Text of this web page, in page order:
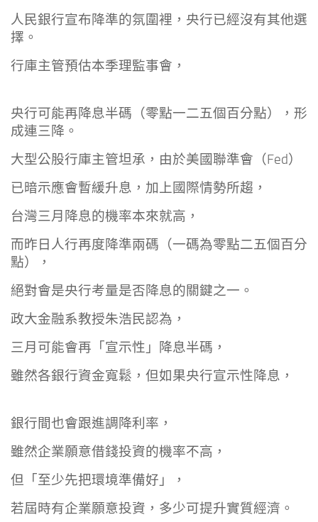
人民銀行宣布降準的氛圍裡，央行已經沒有其他選
擇。
行庫主管預估本季理監事會，
央行可能再降息半碼（零點一二五個百分點），形
成連三降。
大型公股行庫主管坦承，由於美國聯準會（Fed）
已暗示應會暫緩升息，加上國際情勢所趨，
台灣三月降息的機率本來就高，
而昨日人行再度降準兩碼（一碼為零點二五個百分
點），
絕對會是央行考量是否降息的關鍵之一。
政大金融系教授朱浩民認為，
三月可能會再「宣示性」降息半碼，
雖然各銀行資金寬鬆，但如果央行宣示性降息，
銀行間也會跟進調降利率，
雖然企業願意借錢投資的機率不高，
但「至少先把環境準備好」，
若屆時有企業願意投資，多少可提升實質經濟。